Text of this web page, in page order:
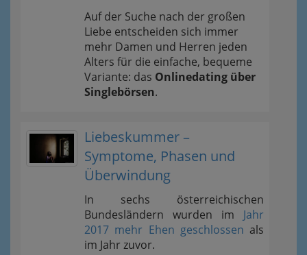
Auf der Suche nach der großen
Liebe entscheiden sich immer
mehr Damen und Herren jeden
Alters für die einfache, bequeme
Variante: das Onlinedating über
Singlebörsen.
Liebeskummer –
Symptome, Phasen und
Überwindung
In sechs österreichischen
Bundesländern wurden im Jahr
2017 mehr Ehen geschlossen als
im Jahr zuvor.